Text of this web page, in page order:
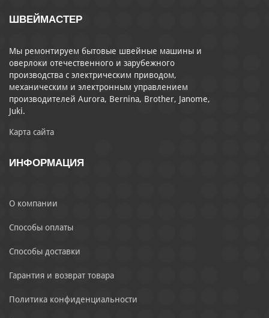
ШВЕЙМАСТЕР
Мы ремонтируем бытовые швейные машины и
оверлоки отечественного и зарубежного
производства с электрическим приводом,
механическим и электронным управлением
производителей Aurora, Bernina, Brother, Janome,
Juki.
Карта сайта
ИНФОРМАЦИЯ
О компании
Способы оплаты
Способы доставки
Гарантия и возврат товара
Политика конфиденциальности